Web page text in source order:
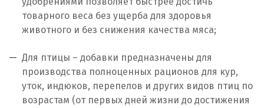
Медведевка
Мытищи
Н
товарного веса без ущерба для здоровья
животного и без снижения качества мяса;
Для птицы – добавки предназначены для
производства полноценных рационов для кур,
уток, индюков, перепелов и других видов птиц по
возрастам (от первых дней жизни до достижения